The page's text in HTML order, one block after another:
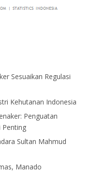
Sesuaikan Regulasi
Kehutanan Indonesia
Penguatan
Penting
Sultan Mahmud
Manado